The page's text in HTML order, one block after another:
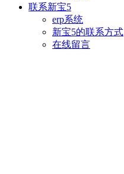
联系新宝5
erp系统
新宝5的联系方式
在线留言